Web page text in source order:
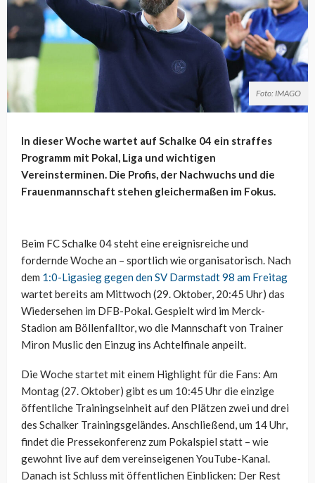
Foto: IMAGO
In dieser Woche wartet auf Schalke 04 ein straffes
Programm mit Pokal, Liga und wichtigen
Vereinsterminen. Die Profis, der Nachwuchs und die
Frauenmannschaft stehen gleichermaßen im Fokus.
Beim FC Schalke 04 steht eine ereignisreiche und
fordernde Woche an – sportlich wie organisatorisch. Nach
dem 1:0-Ligasieg gegen den SV Darmstadt 98 am Freitag
wartet bereits am Mittwoch (29. Oktober, 20:45 Uhr) das
Wiedersehen im DFB-Pokal. Gespielt wird im Merck-
Stadion am Böllenfalltor, wo die Mannschaft von Trainer
Miron Muslic den Einzug ins Achtelfinale anpeilt.
Die Woche startet mit einem Highlight für die Fans: Am
Montag (27. Oktober) gibt es um 10:45 Uhr die einzige
öffentliche Trainingseinheit auf den Plätzen zwei und drei
des Schalker Trainingsgeländes. Anschließend, um 14 Uhr,
findet die Pressekonferenz zum Pokalspiel statt – wie
gewohnt live auf dem vereinseigenen YouTube-Kanal.
Danach ist Schluss mit öffentlichen Einblicken: Der Rest